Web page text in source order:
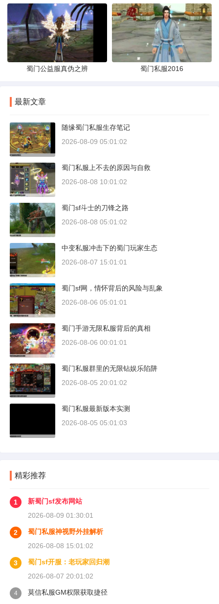
蜀门公益服真伪之辨 蜀门私服2016
最新文章
随缘蜀门私服生存笔记
2026-08-09 05:01:02
蜀门私服上不去的原因与自救
2026-08-08 10:01:02
蜀门sf斗士的刀锋之路
2026-08-08 05:01:02
中变私服冲击下的蜀门玩家生态
2026-08-07 15:01:01
蜀门sf网，情怀背后的风险与乱象
2026-08-06 05:01:01
蜀门手游无限私服背后的真相
2026-08-06 00:01:01
蜀门私服群里的无限钻娱乐陷阱
2026-08-05 20:01:02
蜀门私服最新版本实测
2026-08-05 05:01:03
精彩推荐
1
新蜀门sf发布网站
2026-08-09 01:30:01
2
蜀门私服神视野外挂解析
2026-08-08 15:01:02
3
蜀门sf开服：老玩家回归潮
2026-08-07 20:01:02
4
莫信私服GM权限获取捷径